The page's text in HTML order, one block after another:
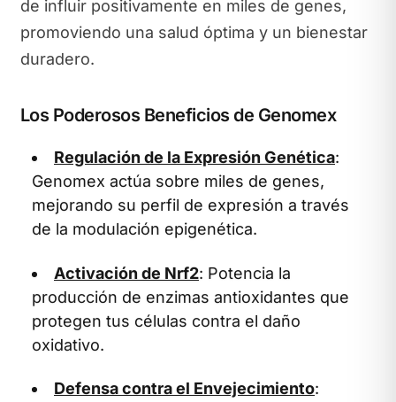
de influir positivamente en miles de genes,
promoviendo una salud óptima y un bienestar
duradero.
Los Poderosos Beneficios de Genomex
Regulación de la Expresión Genética:
Genomex actúa sobre miles de genes,
mejorando su perfil de expresión a través
de la modulación epigenética.
Activación de Nrf2: Potencia la
producción de enzimas antioxidantes que
protegen tus células contra el daño
oxidativo.
Defensa contra el Envejecimiento: